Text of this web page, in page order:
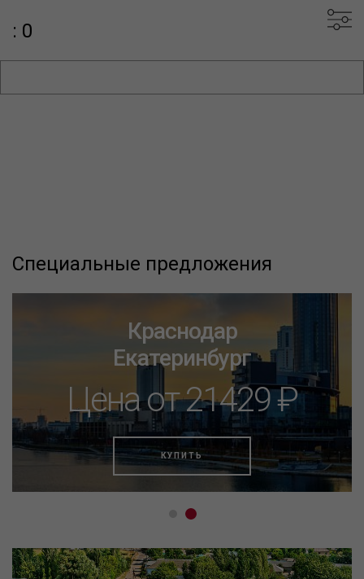
: 0
Специальные предложения
Краснодар
Екатеринбург
Цена от 21429 ₽
КУПИТЬ